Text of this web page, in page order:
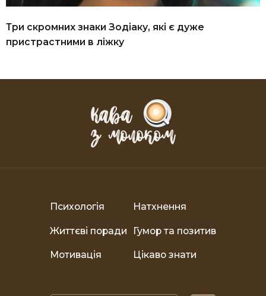
Три скромних знаки Зодіаку, які є дуже
пристрастними в ліжку
Психологія Натхнення
Життєві поради Гумор та позитив
Мотивація Цікаво знати